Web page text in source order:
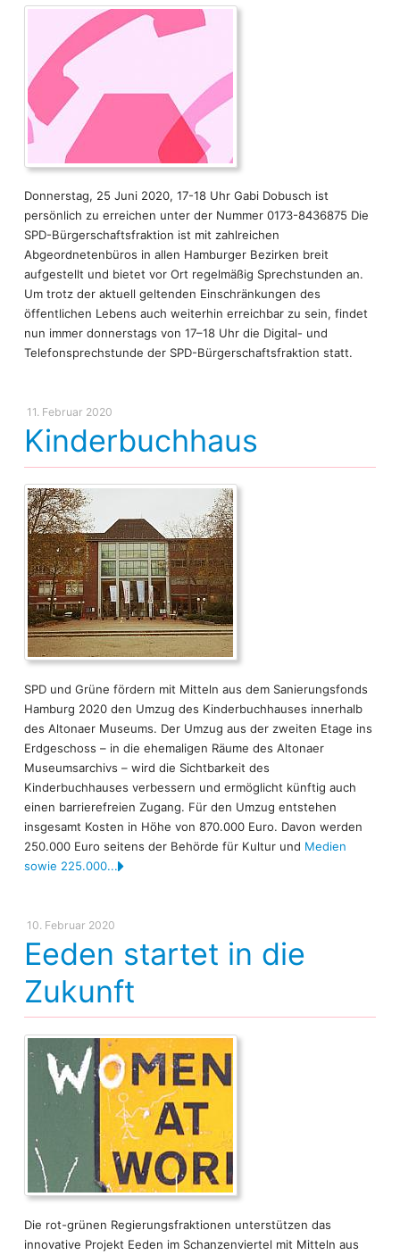
Hamburgs Partnerstädte
Human Trafficking
Ostseeraum
Arbeitsmarkt und Wohlfahrt
Intern
Donnerstag, 25 Juni 2020, 17-18 Uhr Gabi Dobusch ist
persönlich zu erreichen unter der Nummer 0173-8436875 Die
SPD-Bürgerschaftsfraktion ist mit zahlreichen
Abgeordnetenbüros in allen Hamburger Bezirken breit
aufgestellt und bietet vor Ort regelmäßig Sprechstunden an.
Um trotz der aktuell geltenden Einschränkungen des
öffentlichen Lebens auch weiterhin erreichbar zu sein, findet
nun immer donnerstags von 17–18 Uhr die Digital- und
Telefonsprechstunde der SPD-Bürgerschaftsfraktion statt.
11. Februar 2020
Kinderbuchhaus
SPD und Grüne fördern mit Mitteln aus dem Sanierungsfonds
Hamburg 2020 den Umzug des Kinderbuchhauses innerhalb
des Altonaer Museums. Der Umzug aus der zweiten Etage ins
Erdgeschoss – in die ehemaligen Räume des Altonaer
Museumsarchivs – wird die Sichtbarkeit des
Kinderbuchhauses verbessern und ermöglicht künftig auch
einen barrierefreien Zugang. Für den Umzug entstehen
insgesamt Kosten in Höhe von 870.000 Euro. Davon werden
250.000 Euro seitens der Behörde für Kultur und Medien
sowie 225.000...
10. Februar 2020
Eeden startet in die
Zukunft
Die rot-grünen Regierungsfraktionen unterstützen das
innovative Projekt Eeden im Schanzenviertel mit Mitteln aus